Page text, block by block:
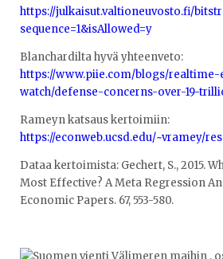
https://julkaisut.valtioneuvosto.fi/
sequence=1&isAllowed=y
Blanchardilta hyvä yhteenveto:
https://www.piie.com/blogs/realtime-
watch/defense-concerns-over-19-
Rameyn katsaus kertoimiin:
https://econweb.ucsd.edu/~vramey/
Dataa kertoimista: Gechert, S., 2015.
Most Effective? A Meta Regression
Economic Papers. 67, 553-580.